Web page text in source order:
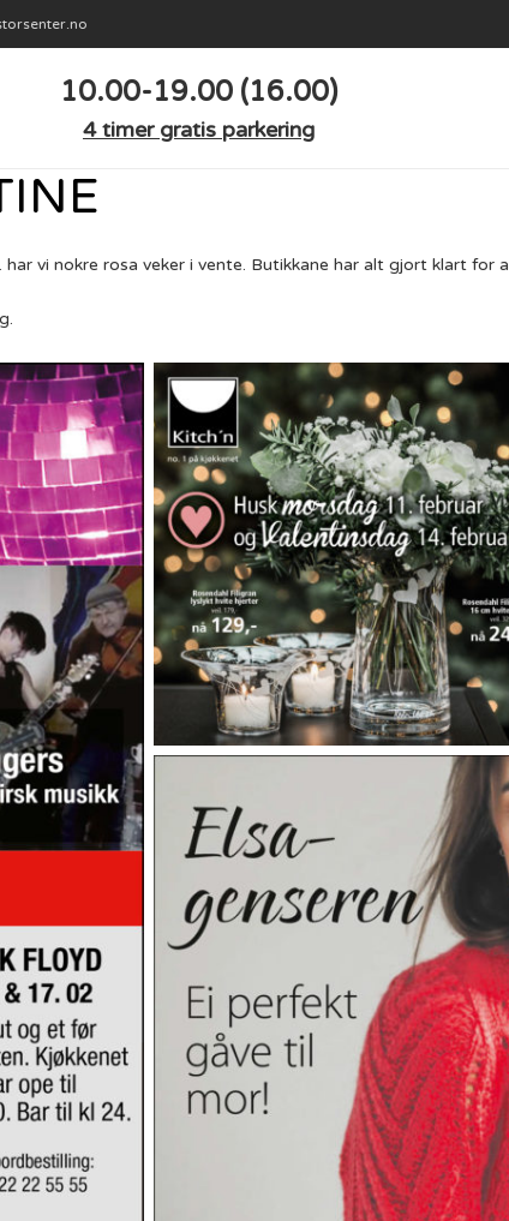
10.00-19.00 (16.00)
4 timer gratis parkering
vi nokre rosa veker i vente. Butikkane har alt gjort klart for